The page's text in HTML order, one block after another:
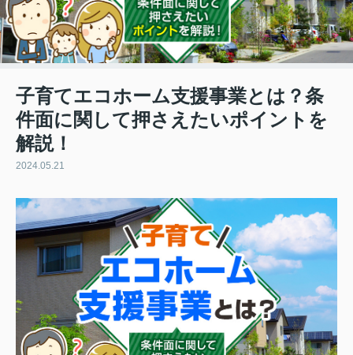
子育てエコホーム支援事業とは？条
件面に関して押さえたいポイントを
解説！
2024.05.21